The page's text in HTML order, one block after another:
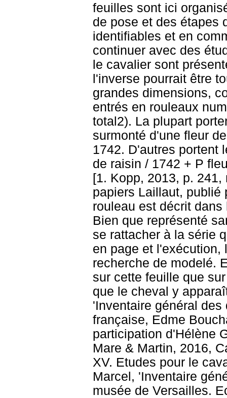
feuilles sont ici
de pose et des étapes
identifiables et en
continuer avec des
le cavalier sont
l'inverse pourrait être
grandes dimensions,
entrés en rouleaux
total2). La plupart
surmonté d'une fleur
1742. D'autres portent
de raisin / 1742 + P
[1. Kopp, 2013, p.
papiers Laillaut, publié
rouleau est décrit
Bien que représenté
se rattacher à la série
en page et l'exécution,
recherche de modelé.
sur cette feuille que
que le cheval y
'Inventaire général
française, Edme
participation d'Hélène
Mare & Martin, 2016,
XV. Etudes pour le
Marcel, 'Inventaire
musée de Versailles.